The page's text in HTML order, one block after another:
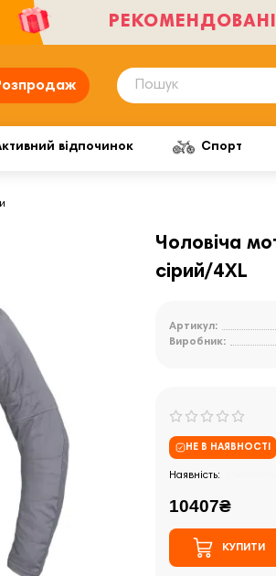
відпочинок Спорт
Чоловіча
сірий/4XL
Артикул:
Виробник:
НЕ В НАЯВНОСТІ
10407₴
КУПИТИ